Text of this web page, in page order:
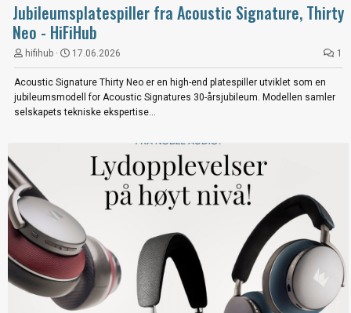
Jubileumsplatespiller fra Acoustic Signature, Thirty
Neo - HiFiHub
hifihub 17.06.2026 1
Acoustic Signature Thirty Neo er en high-end platespiller utviklet som en
jubileumsmodell for Acoustic Signatures 30-årsjubileum. Modellen samler
selskapets tekniske ekspertise...